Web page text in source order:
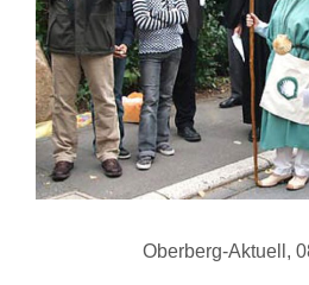
Oberberg-Aktuell,